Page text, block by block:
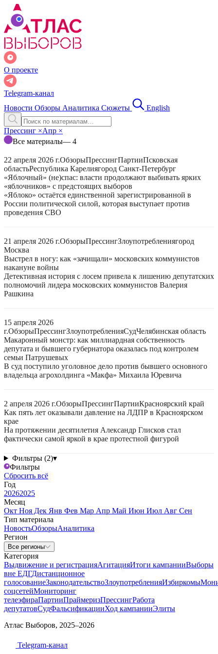
О проекте
Telegram-канал
Новости Обзоры Аналитика Сюжеты English
Прессинг ×Апр ×
Все материалы— 4
22 апреля 2026 г.ОбзорыПрессингПартииПсковская
областьРеспублика Карелиягород Санкт-Петербург
«Яблочный» (не)спас: власти продолжают выбивать ярких
«яблочников» с предстоящих выборов
«Яблоко» остаётся единственной зарегистрированной в
России политической силой, которая выступает против
проведения СВО
21 апреля 2026 г.ОбзорыПрессингЗлоупотреблениягород
Москва
Выстрел в ногу: как «зачищали» московских коммунистов
накануне войны
Детективная история с лосем привела к лишению депутатских
полномочий лидера московских коммунистов Валерия
Рашкина
15 апреля 2026
г.ОбзорыПрессингЗлоупотребленияСудЧелябинская область
Макаронный монстр: как миллиардная собственность
депутата и бывшего губернатора оказалась под контролем
семьи Патрушевых
В суд поступило уголовное дело против бывшего основного
владельца агрохолдинга «Макфа» Михаила Юревича
2 апреля 2026 г.ОбзорыПрессингПартииКрасноярский край
Как пять лет оказывали давление на ЛДПР в Красноярском
крае
На протяжении десятилетия Александр Глисков стал
фактически самой яркой в крае протестной фигурой
Фильтры (2)▾
Фильтры
Сбросить всё
Год
20262025
Месяц
Окт Ноя Дек Янв Фев Мар Апр Май Июн Июл Авг Сен
Тип материала
НовостьОбзорыАналитика
Регион
Все регионы
Категория
Выдвижение и регистрацияАгитацияИтоги кампанииВыборы
вне ЕДГДистанционное
голосованиеЗаконодательствоЗлоупотребленияИзбиркомы
соцсетейМониторинг
телеэфираПартииПраймеризПрессингРабота
депутатовСудФальсификацииХод кампанииЭлиты
Атлас Выборов, 2025–2026
Telegram-канал